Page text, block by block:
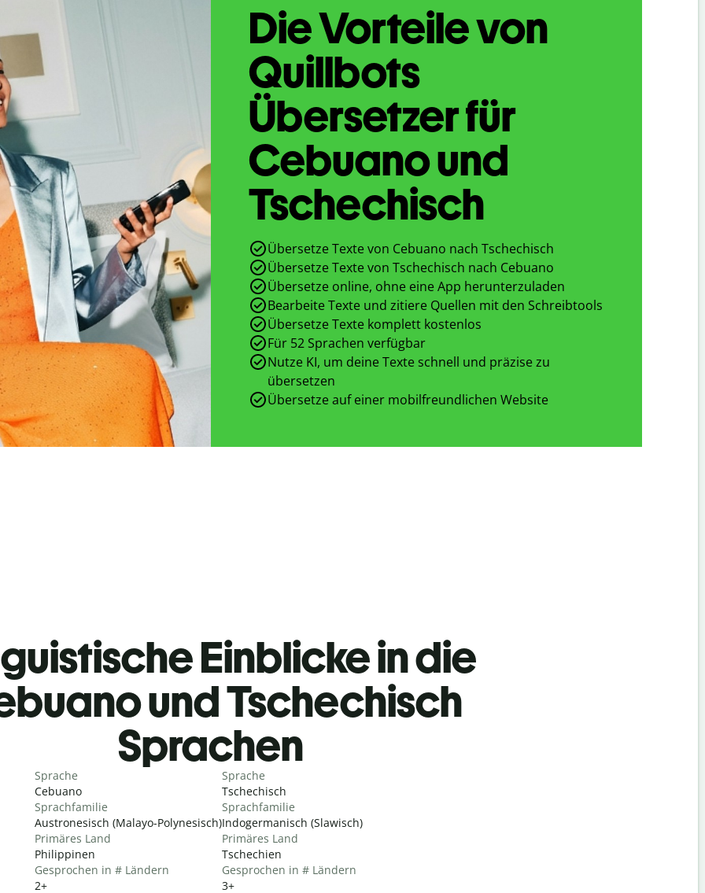
Die Vorteile von
Quillbots
Übersetzer für
Cebuano und
Tschechisch
Übersetze Texte von Cebuano nach Tschechisch
Übersetze Texte von Tschechisch nach Cebuano
Übersetze online, ohne eine App herunterzuladen
Bearbeite Texte und zitiere Quellen mit den Schreibtools
Übersetze Texte komplett kostenlos
Für 52 Sprachen verfügbar
Nutze KI, um deine Texte schnell und präzise zu
übersetzen
Übersetze auf einer mobilfreundlichen Website
Einblicke in die
und Tschechisch
Sprachen
Sprache
Cebuano
Sprachfamilie
Austronesisch (Malayo-Polynesisch)
Primäres Land
Philippinen
Gesprochen in # Ländern
2+
Sprache
Tschechisch
Sprachfamilie
Indogermanisch (Slawisch)
Primäres Land
Tschechien
Gesprochen in # Ländern
3+